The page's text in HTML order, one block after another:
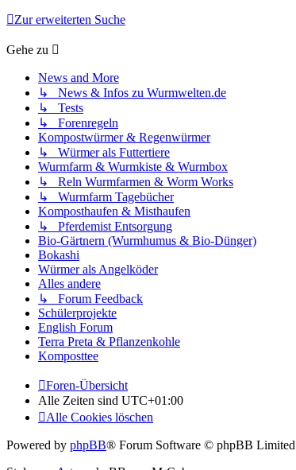
Zur erweiterten Suche
Gehe zu
News and More
↳ News & Infos zu Wurmwelten.de
↳ Tests
↳ Forenregeln
Kompostwürmer & Regenwürmer
↳ Würmer als Futtertiere
Wurmfarm & Wurmkiste & Wurmbox
↳ Reln Wurmfarmen & Worm Works
↳ Wurmfarm Tagebücher
Komposthaufen & Misthaufen
↳ Pferdemist Entsorgung
Bio-Gärtnern (Wurmhumus & Bio-Dünger)
Bokashi
Würmer als Angelköder
Alles andere
↳ Forum Feedback
Schülerprojekte
English Forum
Terra Preta & Pflanzenkohle
Komposttee
Foren-Übersicht
Alle Zeiten sind UTC+01:00
Alle Cookies löschen
Powered by phpBB® Forum Software © phpBB Limited